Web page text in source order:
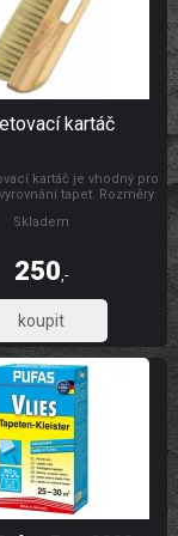
kartáč
kartáč je vhodný pro
tapet. Rozměry:
Skladem
250,-
206,61